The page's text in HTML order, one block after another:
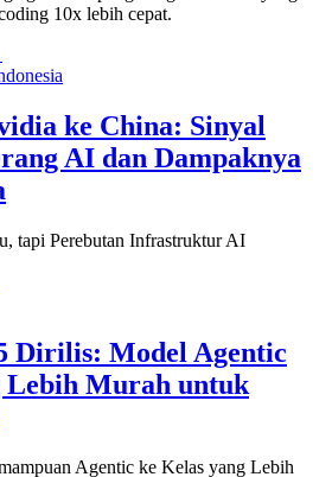
10x lebih cepat.
ke China: Sinyal
AI dan Dampaknya
tapi Perebutan Infrastruktur AI
Dirilis: Model Agentic
Lebih Murah untuk
Agentic ke Kelas yang Lebih